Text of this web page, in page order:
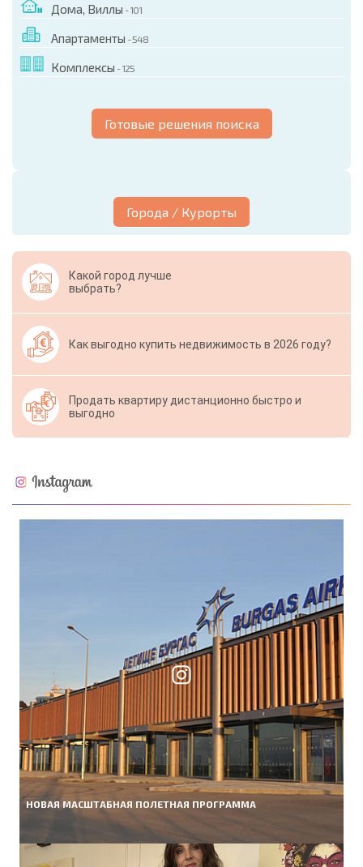
Дома, Виллы - 101
Апартаменты - 548
Комплексы - 125
Готовые решения поиска
Города / Курорты
Какой город лучше
выбрать?
Как выгодно купить недвижимость в 2026 году?
Продать квартиру дистанционно быстро и
выгодно
НОВАЯ МАСШТАБНАЯ ПОЛЕТНАЯ ПРОГРАММА